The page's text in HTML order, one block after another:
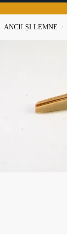
ANCII ȘI LEMNE /